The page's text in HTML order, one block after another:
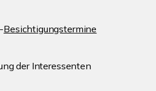
Besichtigungstermine
der Interessenten